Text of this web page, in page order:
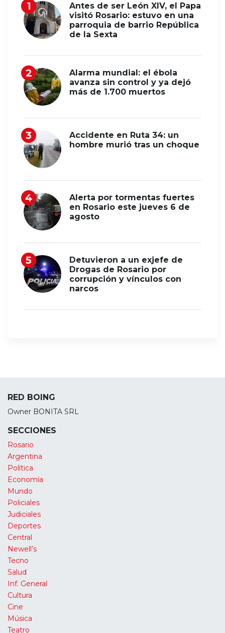
Antes de ser León XIV, el Papa
visitó Rosario: estuvo en una
parroquia de barrio República
de la Sexta
Alarma mundial: el ébola
avanza sin control y ya dejó
más de 1.700 muertos
Accidente en Ruta 34: un
hombre murió tras un choque
Alerta por tormentas fuertes
en Rosario este jueves 6 de
agosto
Detuvieron a un exjefe de
Drogas de Rosario por
corrupción y vínculos con
narcos
RED BOING
Owner BONITA SRL
SECCIONES
Rosario
Argentina
Política
Economía
Mundo
Policiales
Judiciales
Deportes
Central
Newell’s
Tecno
Salud
Inf. General
Cultura
Cine
Música
Teatro